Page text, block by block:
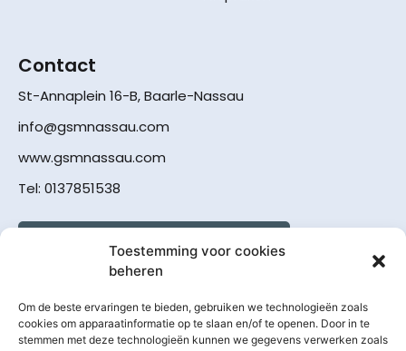
Toestemming voor cookies
beheren
Om de beste ervaringen te bieden, gebruiken we technologieën zoals
cookies om apparaatinformatie op te slaan en/of te openen. Door in te
stemmen met deze technologieën kunnen we gegevens verwerken zoals
Contact
St-Annaplein 16-B, Baarle-Nassau
info@gsmnassau.com
www.gsmnassau.com
Tel: 0137851538